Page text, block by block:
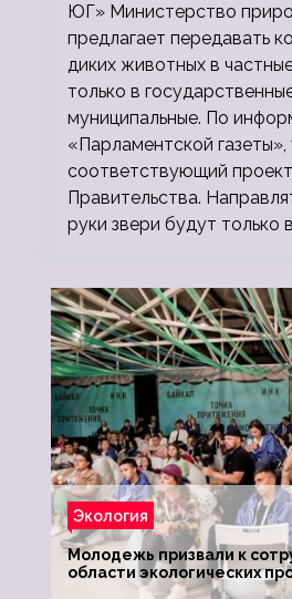
ЮГ» Министерство
предлагает передавать
диких животных в
только в
муниципальные. По
«Парламентской
соответствующий
Правительства.
руки звери будут только
Экология
Молодежь призвали к
области экологических